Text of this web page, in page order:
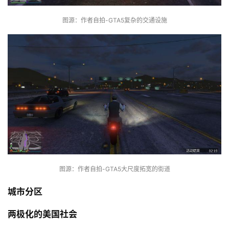
图源：作者自拍-GTA5复杂的交通设施
图源：作者自拍-GTA5大尺度拓宽的街道
城市分区
两极化的美国社会